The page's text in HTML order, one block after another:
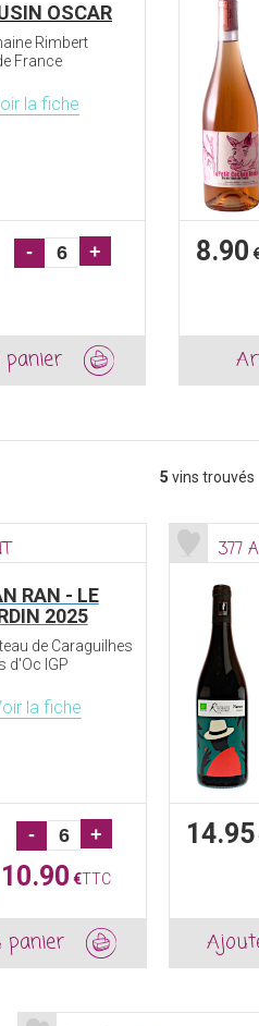
OSCAR
Rimbert
France
la fiche
- + 8.90
5 vins trouvés
RAN - LE
2025
de Caraguilhes
d'Oc IGP
la fiche
- +
10.90 €TTC
377
14.95